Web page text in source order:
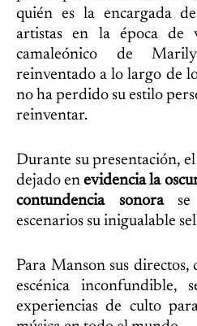
quién es la encargada
artistas en la época de
camaleónico de
reinventado a lo largo de
no ha perdido su estilo
reinventar.
Durante su presentación,
dejado enevidencia la
contundencia sonorase
escenarios su inigualable
Para Manson sus directos,
escénica inconfundible,
experiencias de culto